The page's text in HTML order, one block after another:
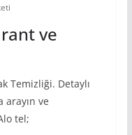
ve
Temizliği. Detaylı
arayın ve
tel;